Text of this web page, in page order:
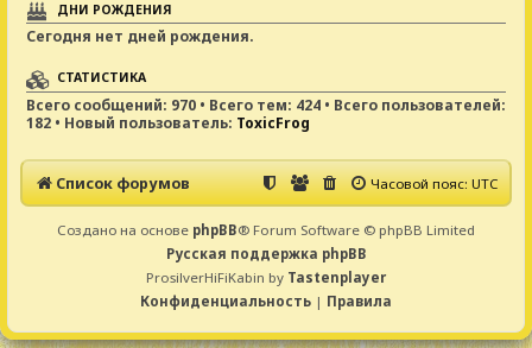
ДНИ РОЖДЕНИЯ
Сегодня нет дней рождения.
СТАТИСТИКА
Всего сообщений: 970 • Всего тем: 424 • Всего пользователей:
182 • Новый пользователь: ToxicFrog
Список форумов Часовой пояс:UTC
Создано на основе phpBB® Forum Software © phpBB Limited
Русская поддержка phpBB
ProsilverHiFiKabin by Tastenplayer
Конфиденциальность | Правила